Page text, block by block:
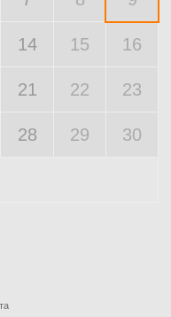
14 15 16
21 22 23
28 29 30